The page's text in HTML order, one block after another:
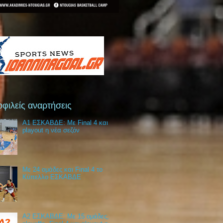
αναρτήσεις
Α1 ΕΣΚΑΒΔΕ: Με Final 4 και
playout η νέα σεζόν
Με 24 ομάδες και Final 4 το
Κύπελλο ΕΣΚΑΒΔΕ
Α2 ΕΣΚΑΒΔΕ: Με 15 ομάδες,